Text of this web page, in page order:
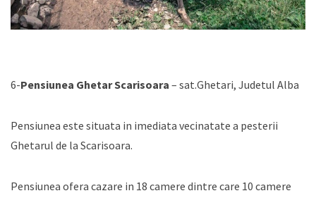
6-Pensiunea Ghetar Scarisoara – sat.Ghetari, Judetul Alba
Pensiunea este situata in imediata vecinatate a pesterii
Ghetarul de la Scarisoara.
Pensiunea ofera cazare in 18 camere dintre care 10 camere